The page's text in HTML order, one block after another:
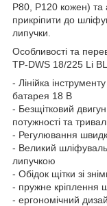
P80, P120 кожен) та
прикріпити до
липучки.
Особливості та
TP-DWS 18/225 Li
- Лінійка
батарея 18 В
- Безщітковий
потужності та
- Регулювання
- Великий
липучкою
- Обідок щітки зі
- пружне кріплення
- ергономічний